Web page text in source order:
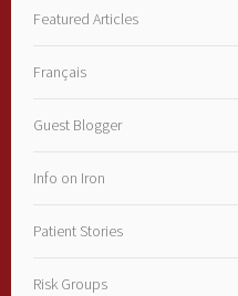
Featured Articles
Français
Guest Blogger
Info on Iron
Patient Stories
Risk Groups